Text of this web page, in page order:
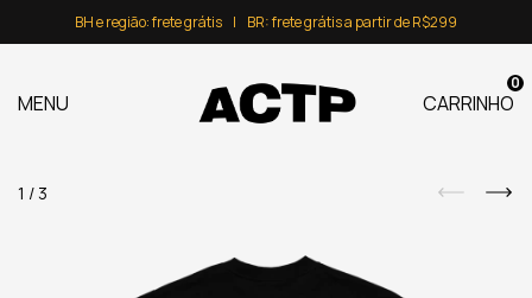
BH e região: frete grátis⠀|⠀BR: frete grátis a partir de R$299
MENU CARRINHO
0
1 / 3